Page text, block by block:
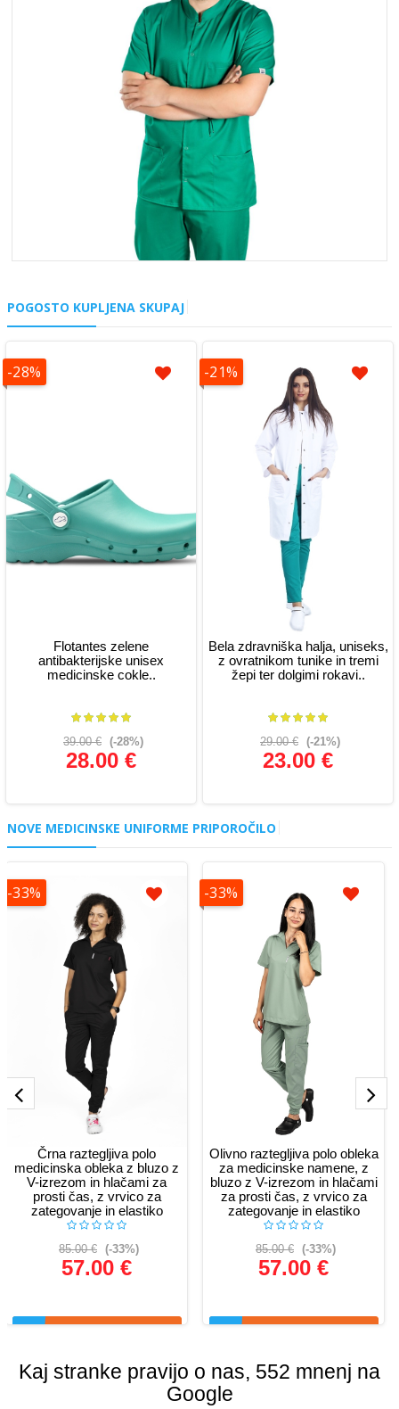
POGOSTO KUPLJENA SKUPAJ
-28%
Flotantes zelene
antibakterijske unisex
medicinske cokle..
39.00 € (-28%)
28.00 €
Glej podrobnosti
-21%
Bela zdravniška halja, uniseks,
z ovratnikom tunike in tremi
žepi ter dolgimi rokavi..
29.00 € (-21%)
23.00 €
Glej podrobnosti
NOVE MEDICINSKE UNIFORME PRIPOROČILO
-33%
Črna raztegljiva polo
medicinska obleka z bluzo z
V-izrezom in hlačami za
prosti čas, z vrvico za
zategovanje in elastiko
85.00 € (-33%)
57.00 €
Glej podrobnosti
-33%
Olivno raztegljiva polo obleka
za medicinske namene, z
bluzo z V-izrezom in hlačami
za prosti čas, z vrvico za
zategovanje in elastiko
85.00 € (-33%)
57.00 €
Glej podrobnosti
Kaj stranke pravijo o nas, 552 mnenj na
Google